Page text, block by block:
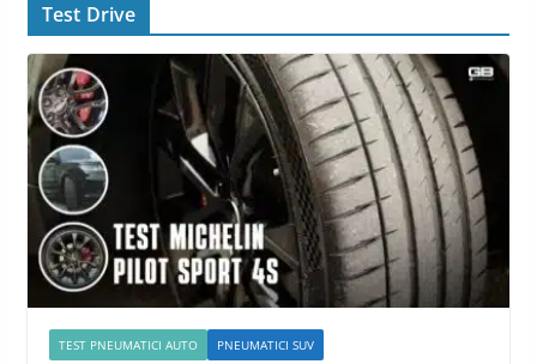
Test Drive
TEST PNEUMATICI AUTO PNEUMATICI SUV